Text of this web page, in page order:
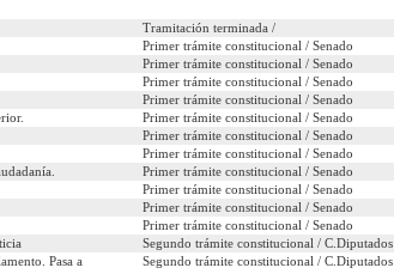
Refundido:
07
Tramitación terminada /
Primer trámite constitucional / Senado
Primer trámite constitucional / Senado
Primer trámite constitucional / Senado
Primer trámite constitucional / Senado
Primer trámite constitucional / Senado
Primer trámite constitucional / Senado
Primer trámite constitucional / Senado
Primer trámite constitucional / Senado
Primer trámite constitucional / Senado
Primer trámite constitucional / Senado
Primer trámite constitucional / Senado
Segundo trámite constitucional / C.Diputados
Pasa a
Segundo trámite constitucional / C.Diputados